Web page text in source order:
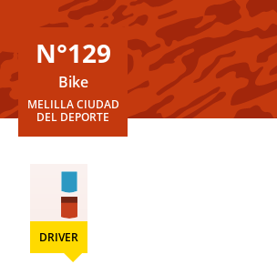
N°129
Bike
MELILLA CIUDAD
DEL DEPORTE
DRIVER